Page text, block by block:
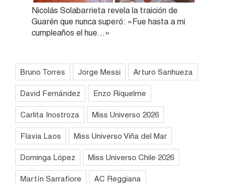
Nicolás Solabarrieta revela la traición de
Guarén que nunca superó: «Fue hasta a mi
cumpleaños el hue…»
Bruno Torres Jorge Messi Arturo Sanhueza
David Fernández Enzo Riquelme
Carlita Inostroza Miss Universo 2026
Flavia Laos Miss Universo Viña del Mar
Dominga López Miss Universo Chile 2026
Martín Sarrafiore AC Reggiana